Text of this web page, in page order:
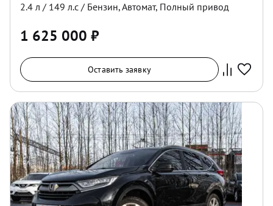
2.4 л / 149 л.с / Бензин,Автомат, Полный привод
1 625 000 ₽
Оставить заявку